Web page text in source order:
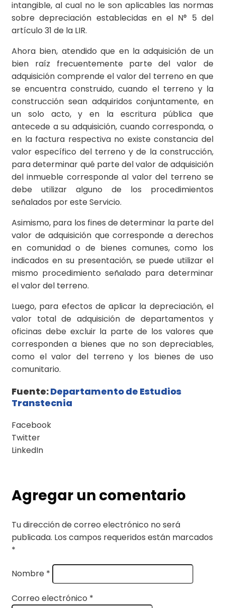
intangible, al cual no le son aplicables las normas
sobre depreciación establecidas en el N° 5 del
artículo 31 de la LIR.
Ahora bien, atendido que en la adquisición de un
bien raíz frecuentemente parte del valor de
adquisición comprende el valor del terreno en que
se encuentra construido, cuando el terreno y la
construcción sean adquiridos conjuntamente, en
un solo acto, y en la escritura pública que
antecede a su adquisición, cuando corresponda, o
en la factura respectiva no existe constancia del
valor específico del terreno y de la construcción,
para determinar qué parte del valor de adquisición
del inmueble corresponde al valor del terreno se
debe utilizar alguno de los procedimientos
señalados por este Servicio.
Asimismo, para los fines de determinar la parte del
valor de adquisición que corresponde a derechos
en comunidad o de bienes comunes, como los
indicados en su presentación, se puede utilizar el
mismo procedimiento señalado para determinar
el valor del terreno.
Luego, para efectos de aplicar la depreciación, el
valor total de adquisición de departamentos y
oficinas debe excluir la parte de los valores que
corresponden a bienes que no son depreciables,
como el valor del terreno y los bienes de uso
comunitario.
Fuente:Departamento de Estudios
Transtecnia
Facebook
Twitter
LinkedIn
Agregar un comentario
Tu dirección de correo electrónico no será
publicada. Los campos requeridos están marcados
*
Nombre *
Correo electrónico *